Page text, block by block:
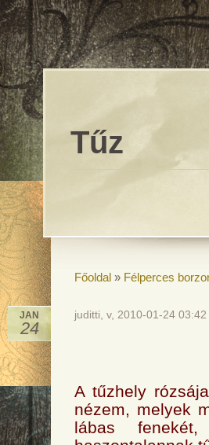
Tűz
Főoldal » Félperces
JAN
24
juditti, v, 2010-01-24 03:42
A tűzhely
nézem, melyek
lábas